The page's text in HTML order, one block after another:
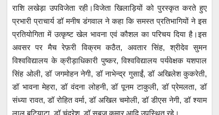
राशि लखेड़ा उपविजेता रही।विजेता खिलाड़ियों को पुरस्कृत करते हुए
प्रभारी प्राचार्य डॉ मनीष डंगवाल ने कहा कि समस्त प्रतिभागियों ने इस
प्रतियोगिता में उत्कृष्ट खेल भावना एवं कौशल का परिचय दिया है।इस
अवसर पर मैच रेफ़री विक्रम कठैत, अवतार सिंह, श्रीदेव सुमन
विश्वविद्यालय के क्रीड़ाधिकारी पुष्कर, विश्वविद्यालय पर्यवेक्षक यशपाल
सिंह ओली, डॉ जगमोहन नेगी, डॉ नाभेन्द्र गुसाईं, डॉ अखिलेश कुकरेती,
डॉ भावना मेहरा, डॉ वंदना लोहनी, डॉ पूनम टाकुली, डॉ प्रेमलता, डॉ
संध्या रावत, डॉ रोहित वर्मा, डॉ अखिल चमोली, डॉ डीएस नेगी, डॉ श्याम